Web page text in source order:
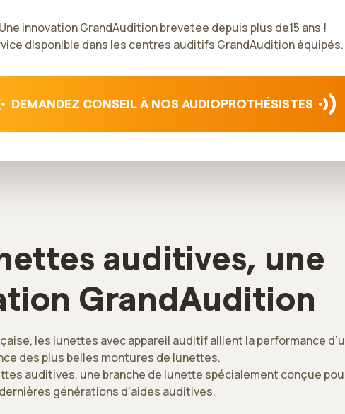
Une innovation GrandAudition brevetée depuis plus de15 ans !
disponible dans les centres auditifs GrandAudition équipés.
DEMANDEZ CONSEIL À NOS AUDIOPROTHÉSISTES
auditives, une
GrandAudition
les lunettes avec appareil auditif allient la performance
des plus belles montures de lunettes.
auditives, une branche de lunette spécialement conçue
générations d’aides auditives.